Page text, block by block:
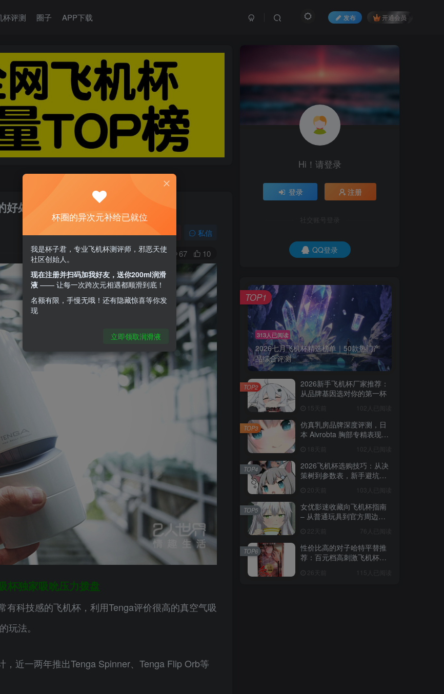
杯评测 圈子 APP下载 发布 开通会员
处吗？
私信
0 67 10
杯独家吸吮压力拨盘
有科技感的飞机杯，利用Tenga评价很高的真空气吸
玩法。
近一两年推出Tenga Spinner、Tenga Flip Orb等
Hi！请登录
登录 注册
社交账号登录
QQ登录
313人已阅读
2026七月飞机杯精选榜单｜50款热门产
品综合评测
TOP1
2026新手飞机杯厂家推荐：
从品牌基因选对你的第一杯
15天前 102人已阅读
TOP2
仿真乳房品牌深度评测，日
本 Aivrobta 胸部专精表现突
18天前 102人已阅读
TOP3
2026飞机杯选购技巧：从决
策树到参数表，新手避坑全
20天前 103人已阅读
TOP4
女优影迷收藏向飞机杯指南
– 从普通玩具到官方周边的
22天前 76人已阅读
TOP5
性价比高的对子哈特平替推
荐：百元档高刺激飞机杯选
26天前 115人已阅读
TOP6
杯圈的异次元补给已就位
我是杯子君，专业飞机杯测评师，邪恶天使
社区创始人。
现在注册并扫码加我好友，送你200ml润滑
液 —— 让每一次跨次元相遇都顺滑到底！
名额有限，手慢无哦！还有隐藏惊喜等你发
现
立即领取润滑液